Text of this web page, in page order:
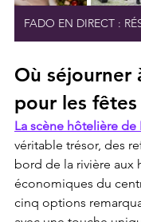
Où séjourner
pour les fêtes
La scène hôtelière de
véritable trésor, des
bord de la rivière aux
économiques du
cinq options